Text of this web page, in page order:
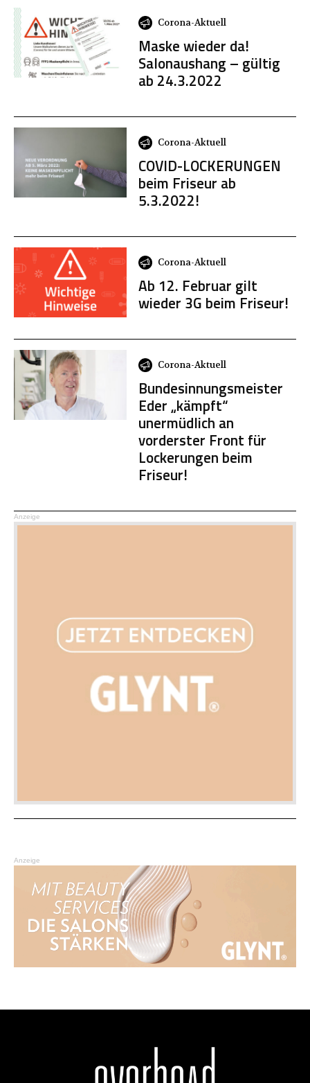
Corona-Aktuell
Maske wieder da!
Salonaushang – gültig
ab 24.3.2022
Corona-Aktuell
COVID-LOCKERUNGEN
beim Friseur ab
5.3.2022!
Corona-Aktuell
Ab 12. Februar gilt
wieder 3G beim Friseur!
Corona-Aktuell
Bundesinnungsmeister
Eder „kämpft“
unermüdlich an
vorderster Front für
Lockerungen beim
Friseur!
Anzeige
Anzeige